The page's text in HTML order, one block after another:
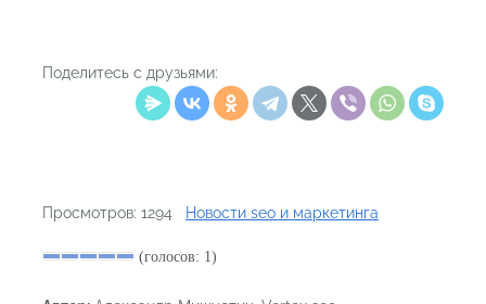
Поделитесь с друзьями:
Просмотров: 1294 Новости seo и маркетинга
(голосов: 1)